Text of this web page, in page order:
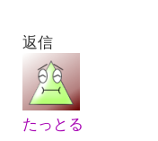
返信
たっとる